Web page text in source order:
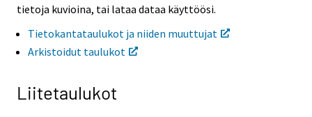
tietoja kuvioina, tai lataa dataa käyttöösi.
Tietokantataulukot ja niiden muuttujat
Arkistoidut taulukot
Liitetaulukot